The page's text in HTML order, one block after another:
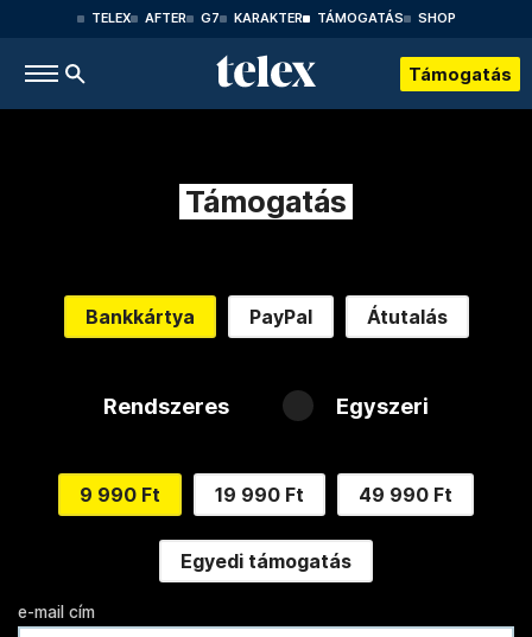
TELEX AFTER G7 KARAKTER TÁMOGATÁS SHOP
Támogatás
Támogatás
Bankkártya PayPal Átutalás
Rendszeres Egyszeri
9 990 Ft 19 990 Ft 49 990 Ft
Egyedi támogatás
e-mail cím